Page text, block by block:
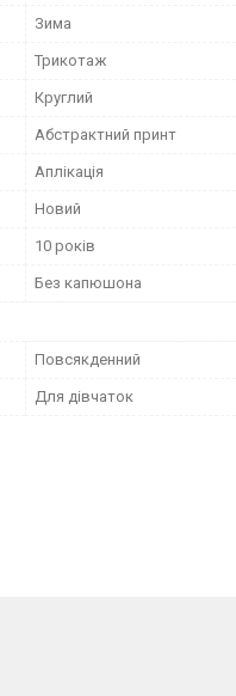
Зима
Трикотаж
Круглий
Абстрактний принт
Аплікація
Новий
10 років
Без капюшона
Повсякденний
Для дівчаток